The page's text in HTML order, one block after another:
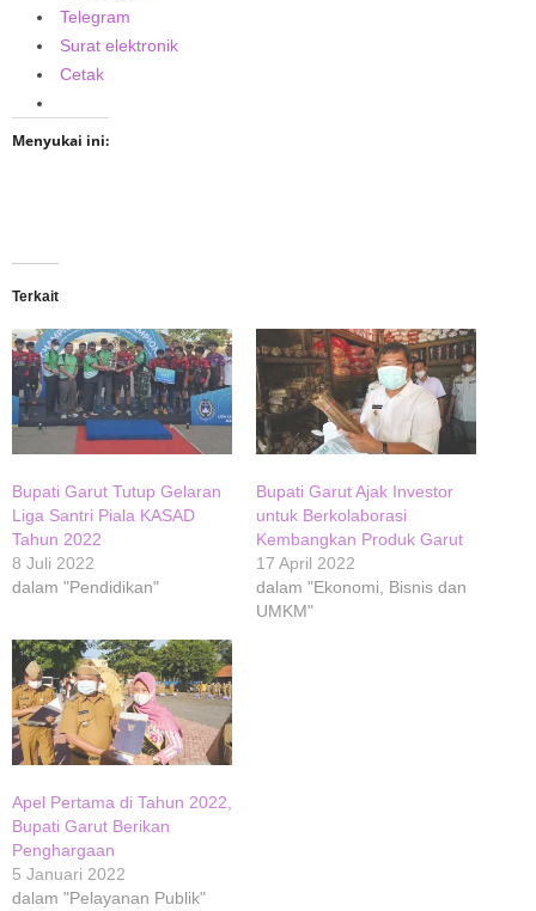
Telegram
Surat elektronik
Cetak
Menyukai ini:
Terkait
Bupati Garut Tutup Gelaran
Liga Santri Piala KASAD
Tahun 2022
8 Juli 2022
dalam "Pendidikan"
Bupati Garut Ajak Investor
untuk Berkolaborasi
Kembangkan Produk Garut
17 April 2022
dalam "Ekonomi, Bisnis dan
UMKM"
Apel Pertama di Tahun 2022,
Bupati Garut Berikan
Penghargaan
5 Januari 2022
dalam "Pelayanan Publik"